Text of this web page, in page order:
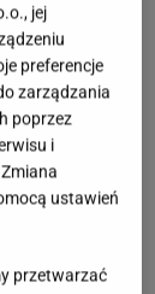
był w
Janusz
smutna
jej
preferencje
zarządzania
poprzez
i
ustawień
przetwarzać